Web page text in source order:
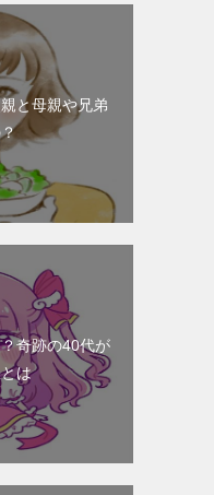
と母親や兄弟
奇跡の40代が
は